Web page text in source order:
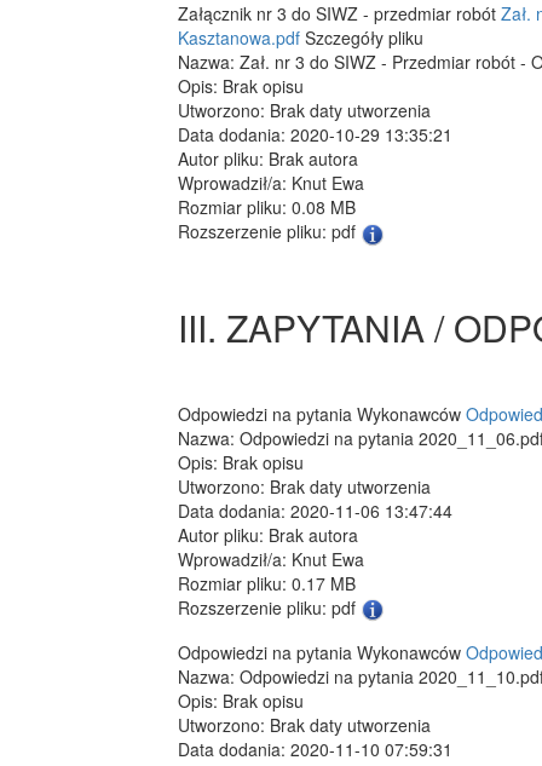
Załącznik nr 3 do SIWZ - przedmiar robót Zał.
Kasztanowa.pdf Szczegóły pliku
Nazwa: Zał. nr 3 do SIWZ - Przedmiar robót -
Opis: Brak opisu
Utworzono: Brak daty utworzenia
Data dodania: 2020-10-29 13:35:21
Autor pliku: Brak autora
Wprowadził/a: Knut Ewa
Rozmiar pliku: 0.08 MB
Rozszerzenie pliku: pdf
III. ZAPYTANIA /
Odpowiedzi na pytania Wykonawców
Nazwa: Odpowiedzi na pytania
Opis: Brak opisu
Utworzono: Brak daty utworzenia
Data dodania: 2020-11-06 13:47:44
Autor pliku: Brak autora
Wprowadził/a: Knut Ewa
Rozmiar pliku: 0.17 MB
Rozszerzenie pliku: pdf
Odpowiedzi na pytania Wykonawców
Nazwa: Odpowiedzi na pytania
Opis: Brak opisu
Utworzono: Brak daty utworzenia
Data dodania: 2020-11-10 07:59:31